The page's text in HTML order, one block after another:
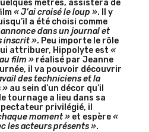
mètres, assistera de
« J’ai croisé le loup ». Il y
a été choisi comme
annonce dans un journal et
inscrit ». Peu importe le rôle
attribuer, Hippolyte est «
film »réalisé par Jeanne
il va pouvoir découvrir
des techniciens et la
»au sein d’un décor qu’il
tournage a lieu dans sa
privilégié, il
moment »et espère«
les acteurs présents ».